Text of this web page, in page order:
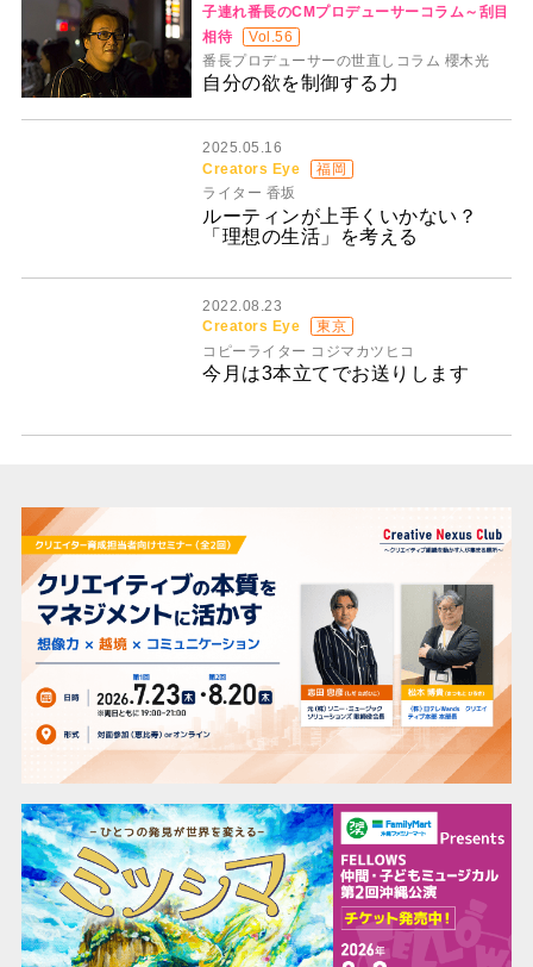
子連れ番長のCMプロデューサーコラム～刮目
相待
Vol.56
番長プロデューサーの世直しコラム 櫻木光
自分の欲を制御する力
2025.05.16
Creators Eye
福岡
ライター 香坂
ルーティンが上手くいかない？
「理想の生活」を考える
2022.08.23
Creators Eye
東京
コピーライター コジマカツヒコ
今月は3本立てでお送りします